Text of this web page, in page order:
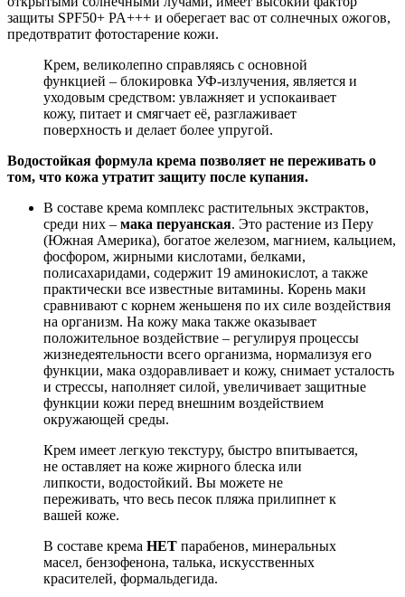
защиты SPF50+ PA+++ и оберегает вас от солнечных ожогов,
предотвратит фотостарение кожи.
Крем, великолепно справляясь с основной
функцией – блокировка УФ-излучения, является и
уходовым средством: увлажняет и успокаивает
кожу, питает и смягчает её, разглаживает
поверхность и делает более упругой.
Водостойкая формула крема позволяет не переживать о
том, что кожа утратит защиту после купания.
В составе крема комплекс растительных экстрактов,
среди них – мака перуанская. Это растение из Перу
(Южная Америка), богатое железом, магнием, кальцием,
фосфором, жирными кислотами, белками,
полисахаридами, содержит 19 аминокислот, а также
практически все известные витамины. Корень маки
сравнивают с корнем женьшеня по их силе воздействия
на организм. На кожу мака также оказывает
положительное воздействие – регулируя процессы
жизнедеятельности всего организма, нормализуя его
функции, мака оздоравливает и кожу, снимает усталость
и стрессы, наполняет силой, увеличивает защитные
функции кожи перед внешним воздействием
окружающей среды.
Крем имеет легкую текстуру, быстро впитывается,
не оставляет на коже жирного блеска или
липкости, водостойкий. Вы можете не
переживать, что весь песок пляжа прилипнет к
вашей коже.
В составе крема НЕТ парабенов, минеральных
масел, бензофенона, талька, искусственных
красителей, формальдегида.